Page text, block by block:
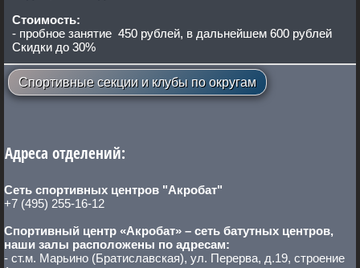
Стоимость:
- пробное занятие 450 рублей, в дальнейшем 600 рублей
Скидки до 30%
Спортивные секции и клубы по округам
Адреса отделений:
Сеть спортивных центров "Акробат"
+7 (495) 255-16-12
Спортивный центр «Акробат» – сеть батутных центров,
наши залы расположены по адресам:
- ст.м. Марьино (Братиславская), ул. Перерва, д.19, строение